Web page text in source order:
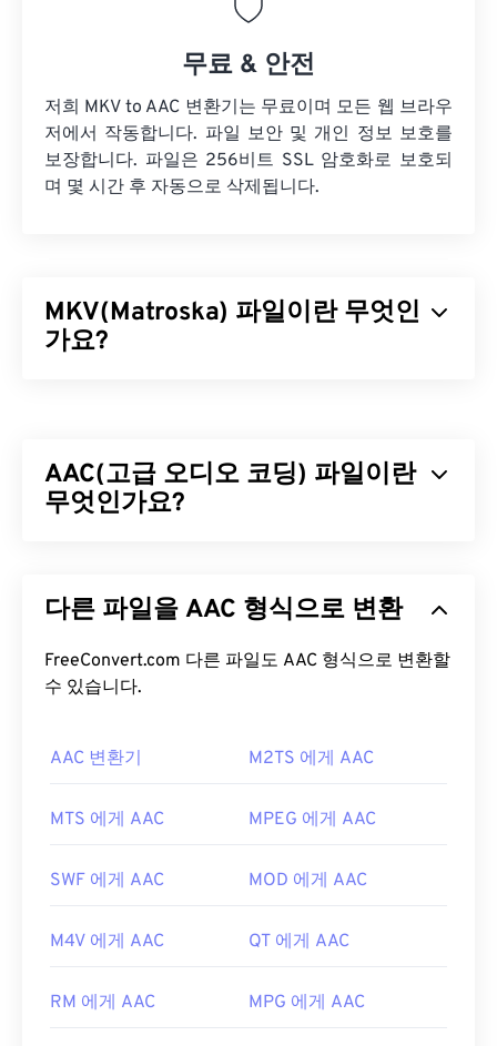
무료 & 안전
저희 MKV to AAC 변환기는 무료이며 모든 웹 브라우
저에서 작동합니다. 파일 보안 및 개인 정보 보호를
보장합니다. 파일은 256비트 SSL 암호화로 보호되
며 몇 시간 후 자동으로 삭제됩니다.
MKV(Matroska) 파일이란 무엇인
가요?
자는오픈 소스 소프트웨어를 사용하여 사용자 정의
할 수 있습니다. 마트료시카라는 이름은 크기가 점점
MKV 파일을 여는 가장 좋은 방법은
표준이 아니기 때문에 다른 미디어 플레이어에서 지
또한 MKV는 파일 크기를 압축하는 데 코덱을 사용하
따라서 MKV 파일을 여는 또 다른 방법은 선택한 미
하는 것입니다. 이를 위해
Ninite와 같은 신뢰할 수
있는 사이트에서
CCCP(Combined Community
AAC(고급 오디오 코딩) 파일이란
무엇인가요?
주로 디지털 TV, 디지털 라디오, 인터넷 스트리밍에
의 표준 오디오 형식입니다.ISO/IEC는 AAC코덱
을 MP3의 개선된 코덱으로 지정했는데, 파일 크기
용하여 AAC 파일을 여세요. 또는iTunes 에서도 기본
적으로 AAC 파일이 열립니다. 하지만 AAC 파일은 어
에서도 열립니다.
사용되므로Nintendo 3DS ,Playstation 4
다른 파일을 AAC 형식으로 변환
FreeConvert.com 다른 파일도 AAC 형식으로 변환할
수 있습니다.
AAC 변환기 M2TS 에게 AAC
MTS 에게 AAC MPEG 에게 AAC
SWF 에게 AAC MOD 에게 AAC
M4V 에게 AAC QT 에게 AAC
RM 에게 AAC MPG 에게 AAC